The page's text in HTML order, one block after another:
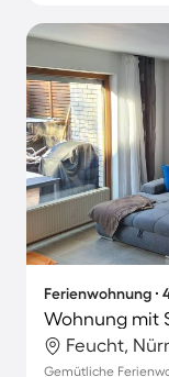
Ferienwohnung ∙
Wohnung mit
Feucht,
Gemütliche